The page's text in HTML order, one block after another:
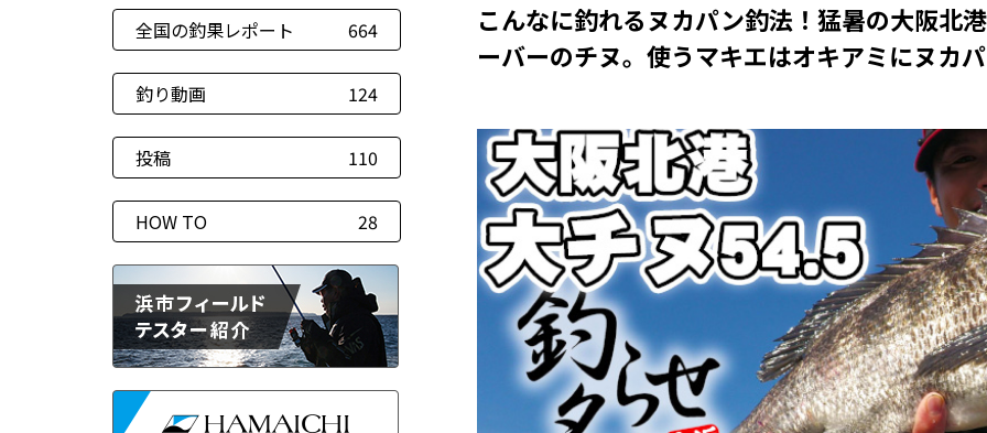
全国の釣果レポート 664
釣り動画 124
投稿 110
HOW TO 28
こんなに釣れるヌカパン釣法！猛暑の大阪北
ーバーのチヌ。使うマキエはオキアミにヌカ